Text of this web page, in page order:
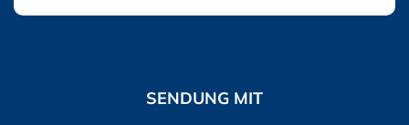
SENDUNG MIT